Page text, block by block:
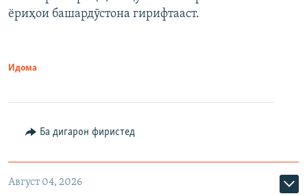
ёриҳои башардӯстона гирифтааст.
Идома
Ба дигарон фиристед
Август 04, 2026